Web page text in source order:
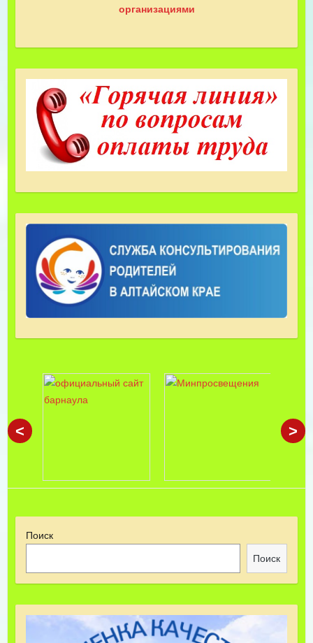
организациями
< >
Поиск
Поиск